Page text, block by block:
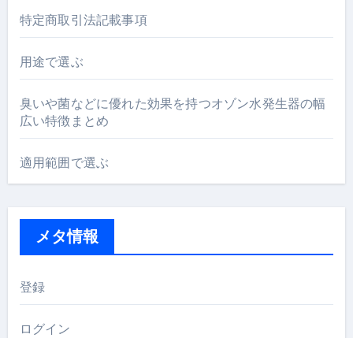
特定商取引法記載事項
用途で選ぶ
臭いや菌などに優れた効果を持つオゾン水発生器の幅
広い特徴まとめ
適用範囲で選ぶ
メタ情報
登録
ログイン